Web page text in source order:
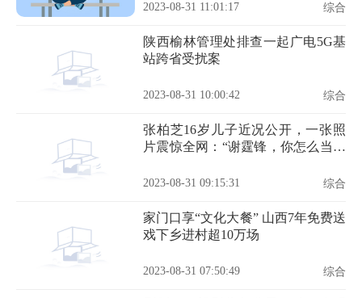
2023-08-31 11:01:17 综合
陕西榆林管理处排查一起广电5G基
站跨省受扰案
2023-08-31 10:00:42 综合
张柏芝16岁儿子近况公开，一张照
片震惊全网：“谢霆锋，你怎么当爸
2023-08-31 09:15:31 综合
家门口享“文化大餐” 山西7年免费送
戏下乡进村超10万场
2023-08-31 07:50:49 综合